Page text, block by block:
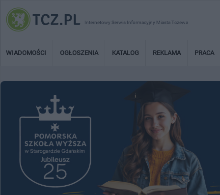
Internetowy Serwis Informacyjny Miasta Tczewa
WIADOMOŚCI OGŁOSZENIA KATALOG REKLAMA PRACA